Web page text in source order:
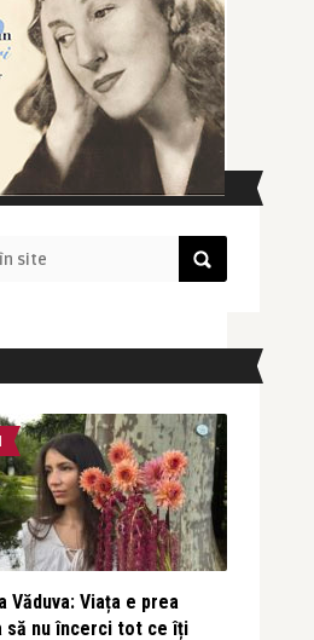
Văduva: Viața e prea
să nu încerci tot ce îți